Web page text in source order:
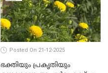
Posted On 21-12-2025
ഭക്തിയും പ്രകൃതിയും